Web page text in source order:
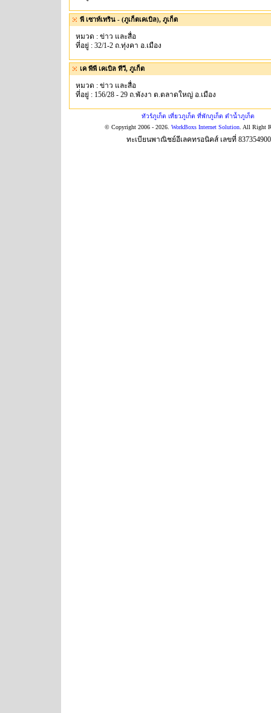
พี เซาท์เทริน - (ภูเก็ตเคเบิล), ภูเก็ต
หมวด : ข่าว และสื่อ
ที่อยู่ : 32/1-2 ถ.ทุ่งคา อ.เมือง
เค พีพี เคเบิล ทีวี, ภูเก็ต
หมวด : ข่าว และสื่อ
ที่อยู่ : 156/28 - 29 ถ.พังงา ต.ตลาดใหญ่ อ.เมือง
ทัวร์ภูเก็ต เที่ยวภูเก็ต ที่พักภูเก็ต ดำน้ำภูเก็ต
© Copyright 2006 - 2026. WorkBoxs Internet Solution. All Right
ทะเบียนพาณิชย์อีเลคทรอนิคส์ เลขที่